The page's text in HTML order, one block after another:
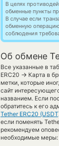
В целях
обменные пункты
В случае если
обменную
соблюдения
Об обмене
Все указанные в
ERC20 → Карта в
метки, которые
сайт
названием. Если
обратитесь к его
Tether ERC20
если поменять
рекомендуем
необходимые меры: